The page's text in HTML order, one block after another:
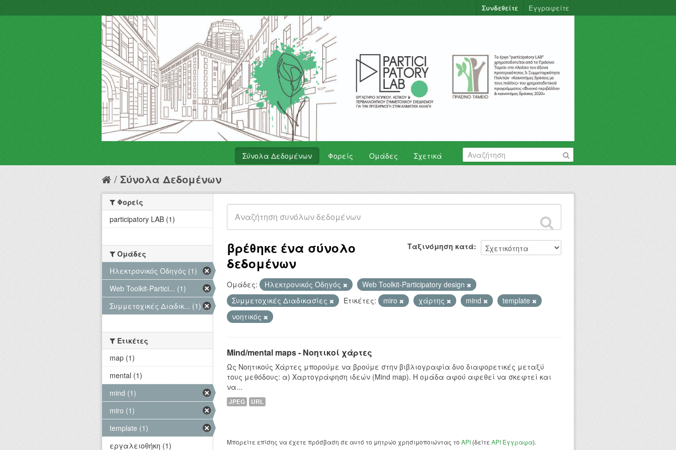
Συνδεθείτε Εγγραφείτε
Σύνολα Δεδομένων Φορείς Ομάδες Σχετικά
Σύνολα Δεδομένων
Ταξινόμηση κατά
βρέθηκε ένα σύνολο
δεδομένων
Ομάδες: Hλεκτρονικός Οδηγός
Web Toolkit-Participatory design
Συμμετοχικές Διαδικασίες
Ετικέτες: miro χάρτης mind
template
νοητικός
Mind/mental maps - Νοητικοί χάρτες
Ως Νοητικούς Χάρτες μπορούμε να βρούμε στην βιβλιογραφία δυο διαφορετικές μεταξύ
τους μεθόδους: α) Χαρτογράφηση ιδεών (Mind map). Η ομάδα αφού αφεθεί να σκεφτεί και
να...
JPEG URL
Μπορείτε επίσης να έχετε πρόσβαση σε αυτό το μητρώο χρησιμοποιώντας το API (δείτε API Έγγραφα).
Φορείς
participatory LAB (1)
Ομάδες
Hλεκτρονικός Οδηγός (1)
Web Toolkit-Partici... (1)
Συμμετοχικές Διαδικ... (1)
Ετικέτες
map (1)
mental (1)
mind (1)
miro (1)
template (1)
εργαλειοθήκη (1)